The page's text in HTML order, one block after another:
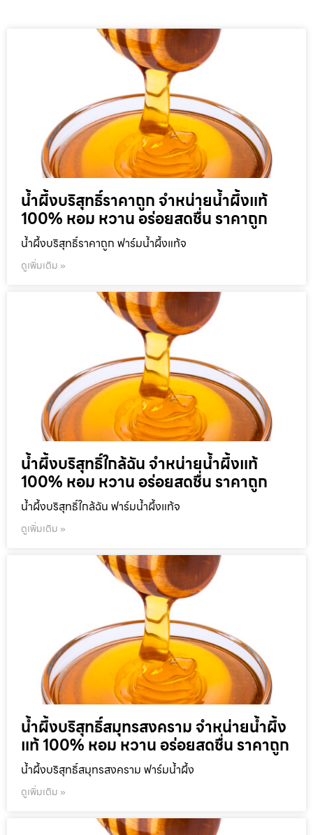
น้ำผึ้งบริสุทธิ์ราคาถูก จำหน่ายน้ำผึ้งแท้
100% หอม หวาน อร่อยสดชื่น ราคาถูก
น้ำผึ้งบริสุทธิ์ราคาถูก ฟาร์มน้ำผึ้งแท้จ
ดูเพิ่มเติม »
น้ำผึ้งบริสุทธิ์ใกล้ฉัน จำหน่ายน้ำผึ้งแท้
100% หอม หวาน อร่อยสดชื่น ราคาถูก
น้ำผึ้งบริสุทธิ์ใกล้ฉัน ฟาร์มน้ำผึ้งแท้จ
ดูเพิ่มเติม »
น้ำผึ้งบริสุทธิ์สมุทรสงคราม จำหน่ายน้ำผึ้ง
แท้ 100% หอม หวาน อร่อยสดชื่น ราคาถูก
น้ำผึ้งบริสุทธิ์สมุทรสงคราม ฟาร์มน้ำผึ้ง
ดูเพิ่มเติม »